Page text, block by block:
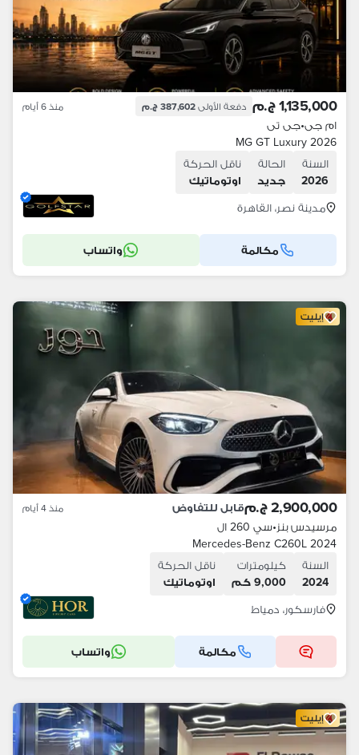
1,135,000 ج.م دفعة الأولى 387,602 ج.م منذ 6 أيام
ام جى•جى تى
MG GT Luxury 2026
السنة
2026
الحالة
جديد
ناقل الحركة
اوتوماتيك
مدينة نصر، القاهرة
مكالمة واتساب
إيليت
2,900,000 ج.م قابل للتفاوض منذ 4 أيام
مرسيدس بنز•سي 260 ال
Mercedes-Benz C260L 2024
السنة
2024
كيلومترات
9,000 كم
ناقل الحركة
اوتوماتيك
فارسكور، دمياط
مكالمة واتساب
إيليت